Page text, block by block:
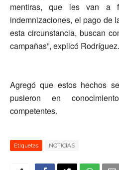
mentiras, que les van a
indemnizaciones, el pago de
esta circunstancia, buscan
campañas”, explicó Rodríguez.
Agregó que estos hechos
pusieron en
competentes.
Etiquetas NOTICIAS